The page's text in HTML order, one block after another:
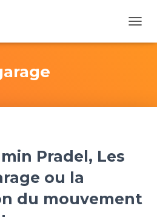
Pradel, Les
ou la
du mouvement